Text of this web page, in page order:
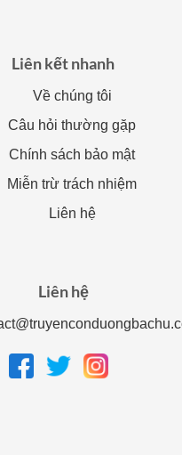
Liên kết nhanh
Về chúng tôi
Câu hỏi thường gặp
Chính sách bảo mật
Miễn trừ trách nhiệm
Liên hệ
Liên hệ